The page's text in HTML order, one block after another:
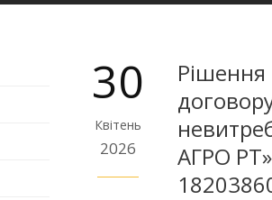
30
Квітень
2026
АГРО